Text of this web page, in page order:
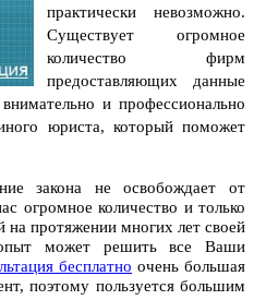
практически невозможно.
Существует огромное
количество фирм
предоставляющих данные
и профессионально
юриста, который поможет
закона не освобождает от
огромное количество и только
на протяжении многих лет своей
может решить все Ваши
бесплатно очень большая
поэтому пользуется большим